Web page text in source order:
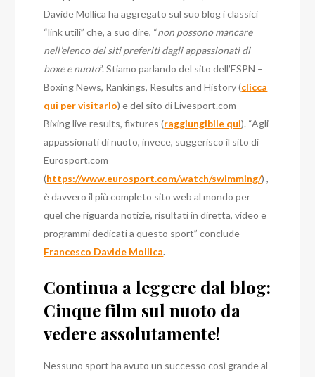
Davide Mollica ha aggregato sul suo blog i classici
“link utili” che, a suo dire, “non possono mancare
nell’elenco dei siti preferiti dagli appassionati di
boxe e nuoto”. Stiamo parlando del sito dell’ESPN –
Boxing News, Rankings, Results and History (clicca
qui per visitarlo) e del sito di Livesport.com –
Bixing live results, fixtures (raggiungibile qui). “Agli
appassionati di nuoto, invece, suggerisco il sito di
Eurosport.com
(https://www.eurosport.com/watch/swimming/) ,
è davvero il più completo sito web al mondo per
quel che riguarda notizie, risultati in diretta, video e
programmi dedicati a questo sport” conclude
Francesco Davide Mollica.
Continua a leggere dal blog:
Cinque film sul nuoto da
vedere assolutamente!
Nessuno sport ha avuto un successo così grande al